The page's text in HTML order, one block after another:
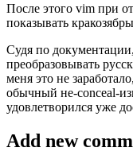
После этого vim при
показывать
Судя по
преобразовывать
меня это не
обычный не-conceal-
удовлетворился уже
Add new